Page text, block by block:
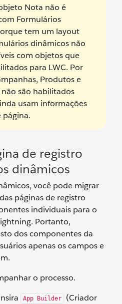
Nota não é
Formulários
tem um layout
dinâmicos não
com objetos que
para LWC. Por
Produtos e
não são habilitados
usam informações
página.
de registro
dinâmicos
você pode migrar
páginas de registro
individuais para o
Portanto,
dos componentes da
apenas os campos e
o processo.
App Builder
(Criador